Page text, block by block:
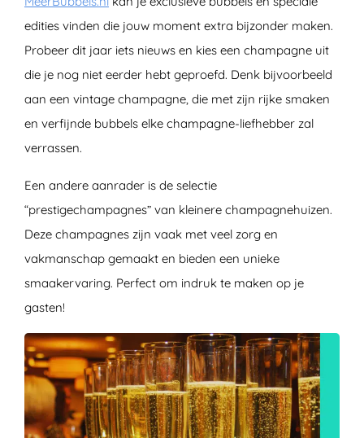
edities vinden die jouw moment extra bijzonder maken.
Probeer dit jaar iets nieuws en kies een champagne uit
die je nog niet eerder hebt geproefd. Denk bijvoorbeeld
aan een vintage champagne, die met zijn rijke smaken
en verfijnde bubbels elke champagne-liefhebber zal
verrassen.
Een andere aanrader is de selectie
“prestigechampagnes” van kleinere champagnehuizen.
Deze champagnes zijn vaak met veel zorg en
vakmanschap gemaakt en bieden een unieke
smaakervaring. Perfect om indruk te maken op je
gasten!